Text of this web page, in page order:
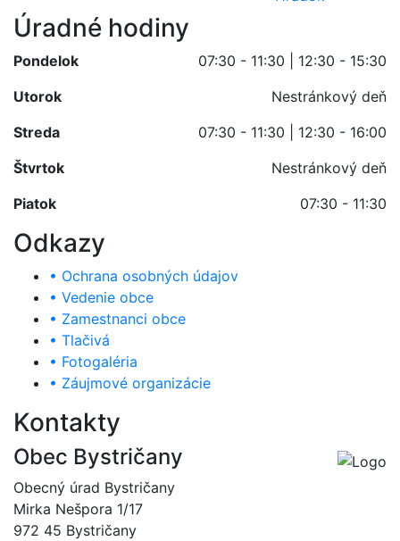
Úradné hodiny
Pondelok
07:30 - 11:30 | 12:30 - 15:30
Utorok
Nestránkový deň
Streda
07:30 - 11:30 | 12:30 - 16:00
Štvrtok
Nestránkový deň
Piatok
07:30 - 11:30
Odkazy
• Ochrana osobných údajov
• Vedenie obce
• Zamestnanci obce
• Tlačivá
• Fotogaléria
• Záujmové organizácie
Kontakty
Obec Bystričany
Obecný úrad Bystričany
Mirka Nešpora 1/17
972 45 Bystričany